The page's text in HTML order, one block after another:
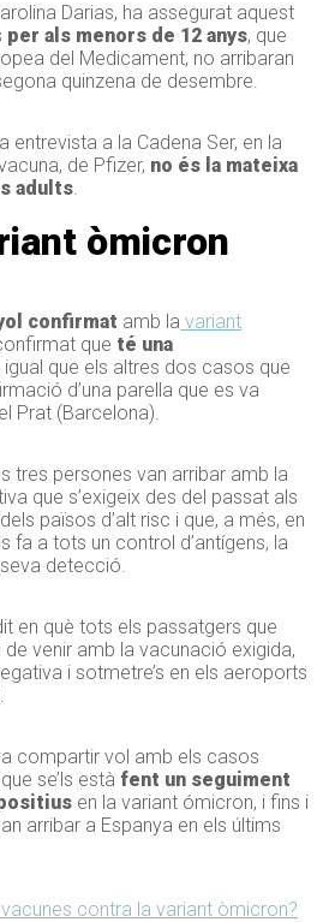
Darias, ha assegurat aquest
per als menors de 12 anys, que
del Medicament, no arribaran
quinzena de desembre.
entrevista a la Cadena Ser, en la
de Pfizer, no és la mateixa
adults.
òmicron
confirmat amb la variant
que té una
igual que els altres dos casos que
d’una parella que es va
Prat (Barcelona).
tres persones van arribar amb la
que s’exigeix des del passat als
països d’alt risc i que, a més, en
fa a tots un control d’antígens, la
detecció.
en què tots els passatgers que
venir amb la vacunació exigida,
i sotmetre’s en els aeroports
compartir vol amb els casos
se’ls estàfent un seguiment
en la variant ómicron, i fins i
arribar a Espanya en els últims
contra la variant òmicron?